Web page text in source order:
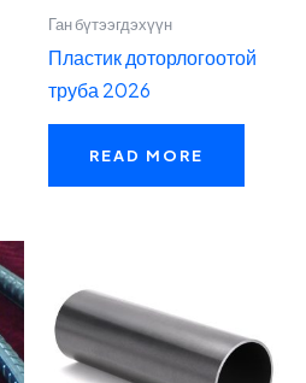
Ган бүтээгдэхүүн
Пластик доторлогоотой
труба 2026
READ MORE